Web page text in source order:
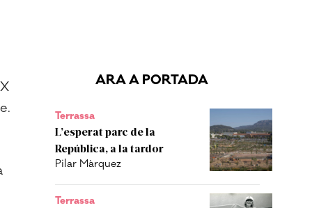
ARA A PORTADA
Terrassa
L’esperat parc de la
República, a la tardor
Pilar Màrquez
Terrassa